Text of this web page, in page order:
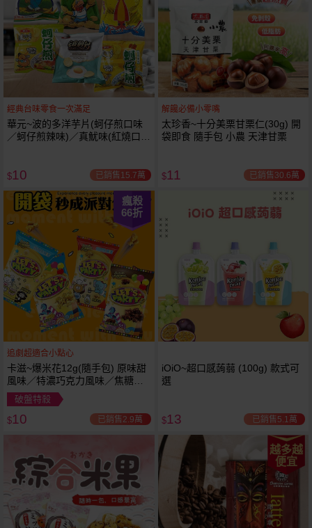
經典台味零食一次滿足
華元~波的多洋芋片(蚵仔煎口味
／蚵仔煎辣味)／真魷味(紅燒口
選 小包
$10 已銷售15.7萬
解饞必備小零嘴
太珍香~十分美栗甘栗仁(30g) 開
袋即食 隨手包 小農 天津甘栗
$11 已銷售30.6萬
瘋殺
66折
追劇超適合小點心
卡滋~爆米花12g(隨手包) 原味甜
風味／特濃巧克力風味／焦糖牛
奶風味／經典鹹甜風味 款式可選
破盤特殺
$10 已銷售2.9萬
iOiO~超口感蒟蒻 (100g) 款式可
選
$13 已銷售5.1萬
越多越
便宜